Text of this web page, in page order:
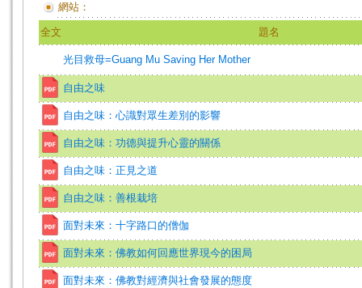
網站：
全文 題名
光目救母=Guang Mu Saving Her Mother
自由之味
自由之味：心識對眾生差別的影響
自由之味：功德與提升心靈的關係
自由之味：正見之道
自由之味：善根栽培
面對未來：十字路口的僧伽
面對未來：佛教如何回應世界現今的困局
面對未來：佛教對經濟與社會發展的態度